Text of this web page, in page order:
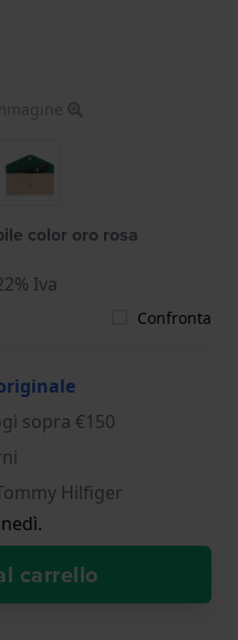
color oro rosa
Iva
Confronta
sopra €150
Hilfiger
carrello